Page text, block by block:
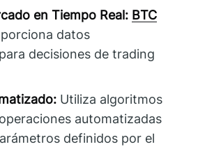
en Tiempo Real: BTC
datos
decisiones de trading
Utiliza algoritmos
automatizadas
definidos por el